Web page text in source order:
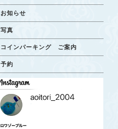
お知らせ
写真
コインパーキング ご案内
予約